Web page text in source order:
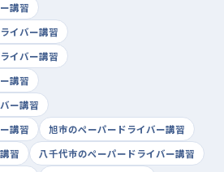
講習
イバー講習
イバー講習
講習
ー講習
講習
旭市のペーパードライバー講習
習
八千代市のペーパードライバー講習